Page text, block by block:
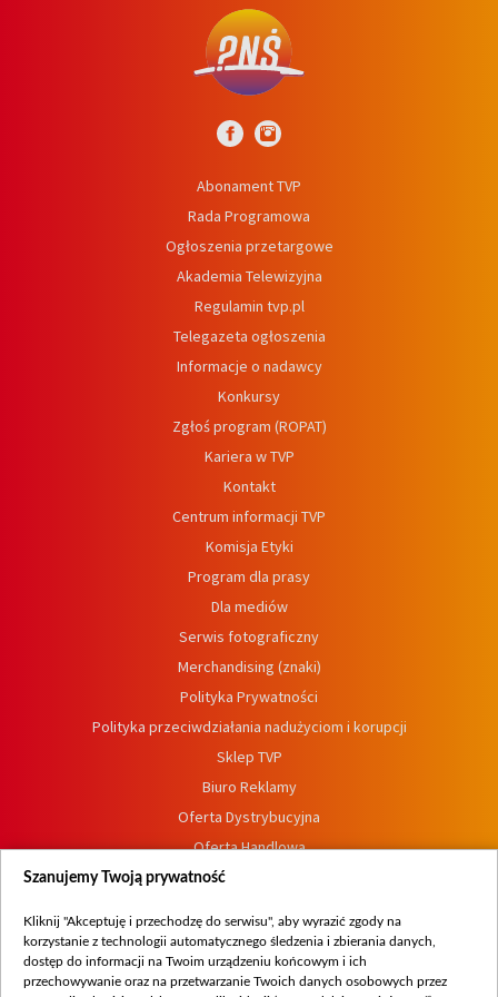
Abonament TVP
Rada Programowa
Ogłoszenia przetargowe
Akademia Telewizyjna
Regulamin tvp.pl
Telegazeta ogłoszenia
Informacje o nadawcy
Konkursy
Zgłoś program (ROPAT)
Kariera w TVP
Kontakt
Centrum informacji TVP
Komisja Etyki
Program dla prasy
Dla mediów
Serwis fotograficzny
Merchandising (znaki)
Polityka Prywatności
Polityka przeciwdziałania nadużyciom i korupcji
Sklep TVP
Biuro Reklamy
Oferta Dystrybucyjna
Oferta Handlowa
Dostępność
Procedura zgłoszeń wewnętrznych
Szanujemy Twoją prywatność
Kliknij "Akceptuję i przechodzę do serwisu", aby wyrazić zgody na
korzystanie z technologii automatycznego śledzenia i zbierania danych,
dostęp do informacji na Twoim urządzeniu końcowym i ich
przechowywanie oraz na przetwarzanie Twoich danych osobowych przez